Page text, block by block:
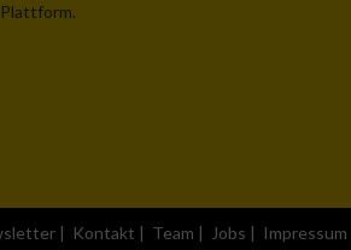
Plattform.
| Kontakt | Team | Jobs | Impressum